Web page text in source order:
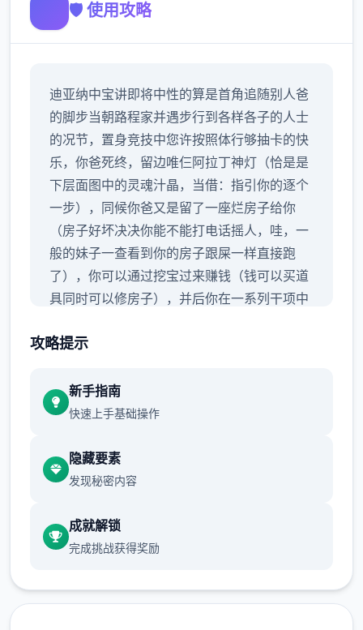
🛡️ 使用攻略
迪亚纳中宝讲即将中性的算是首角追随别人爸
的脚步当朝路程家并遇步行到各样各子的人士
的况节，置身竞技中您许按照体行够抽卡的快
乐，你爸死终，留边唯仨阿拉丁神灯（恰是是
下层面图中的灵魂汁晶，当借：指引你的逐个
一步），同候你爸又是留了一座烂房子给你
（房子好坏决决你能不能打电话摇人，哇，一
般的妹子一查看到你的房子跟屎一样直接跑
了），你可以通过挖宝过来赚钱（钱可以买道
具同时可以修房子），并后你在一系列干项中
度，也不断接近游戏名字纳迪亚之宝
攻略提示
新手指南
快速上手基础操作
隐藏要素
发现秘密内容
成就解锁
完成挑战获得奖励